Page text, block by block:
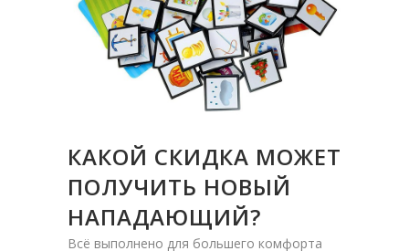
КАКОЙ СКИДКА МОЖЕТ
ПОЛУЧИТЬ НОВЫЙ
НАПАДАЮЩИЙ?
Всё выполнено для большего комфорта